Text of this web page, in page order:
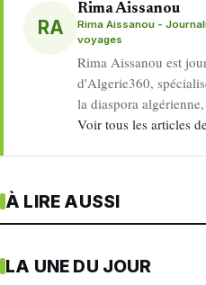
RA
Rima Aissanou
Rima Aissanou -
voyages
Rima Aissanou est
d'Algerie360,
la diaspora
Voir tous les articles
À LIRE AUSSI
LA UNE DU JOUR